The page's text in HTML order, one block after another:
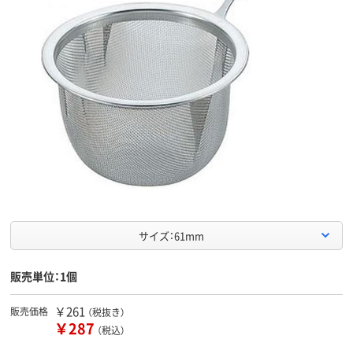
サイズ：61mm
販売単位：1個
販売価格 ￥261 （税抜き）
￥287 （税込）